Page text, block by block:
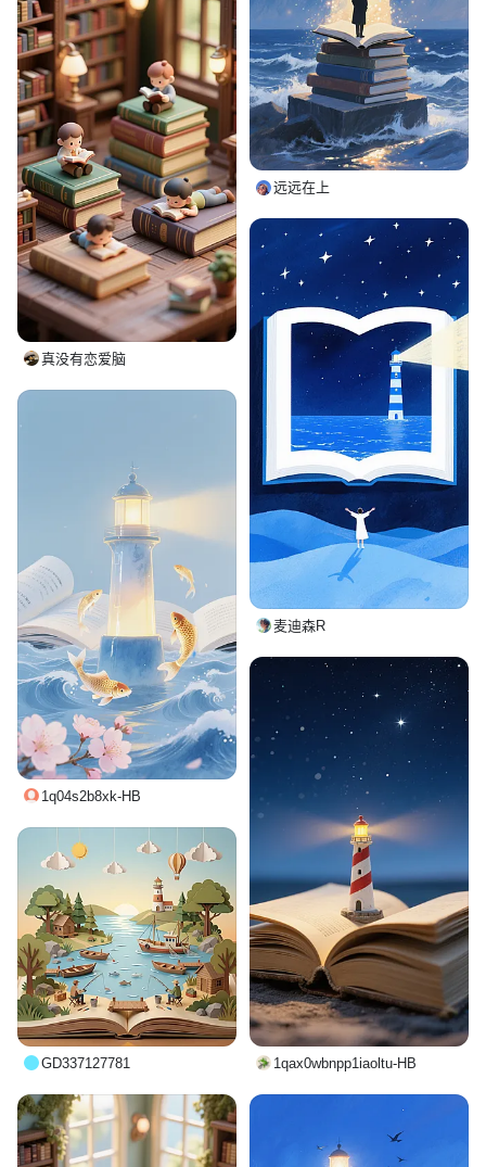
远远在上
真没有恋爱脑
麦迪森R
1q04s2b8xk-HB
1qax0wbnpp1iaoltu-HB
GD337127781